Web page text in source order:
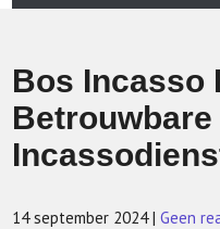
Bos Incasso
14 september 2024 |Geen